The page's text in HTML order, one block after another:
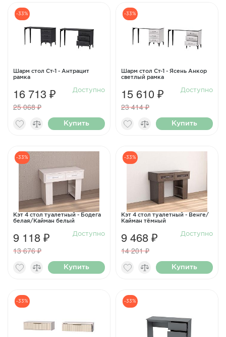
-33%
Шарм стол Ст-1 - Антрацит
рамка
16 713 ₽
25 068 ₽
Доступно
Купить
-33%
Шарм стол Ст-1 - Ясень Анкор
светлый рамка
15 610 ₽
23 414 ₽
Доступно
Купить
-33%
Кэт 4 стол туалетный - Бодега
белая/Кайман белый
9 118 ₽
13 676 ₽
Доступно
Купить
-33%
Кэт 4 стол туалетный - Венге/
Кайман тёмный
9 468 ₽
14 201 ₽
Доступно
Купить
-33% -33%